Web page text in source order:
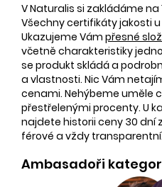
V Naturalis si zakládáme
Všechny certifikáty jakosti u
Ukazujeme Vám přesné
včetně charakteristiky
se produkt skládá a
a vlastnosti. Nic Vám
cenami. Nehýbeme uměle
přestřelenými procenty. U
najdete historii ceny 30 dní
férové a vždy
Ambasadoři